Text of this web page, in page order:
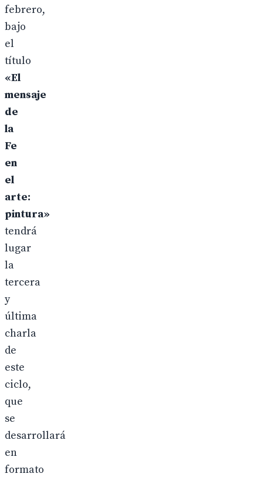
febrero,
bajo
el
título
«El
mensaje
de
la
Fe
en
el
arte:
pintura»
tendrá
lugar
la
tercera
y
última
charla
de
este
ciclo,
que
se
desarrollará
en
formato